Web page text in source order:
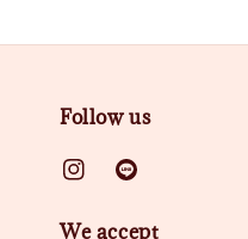
Follow us
We accept